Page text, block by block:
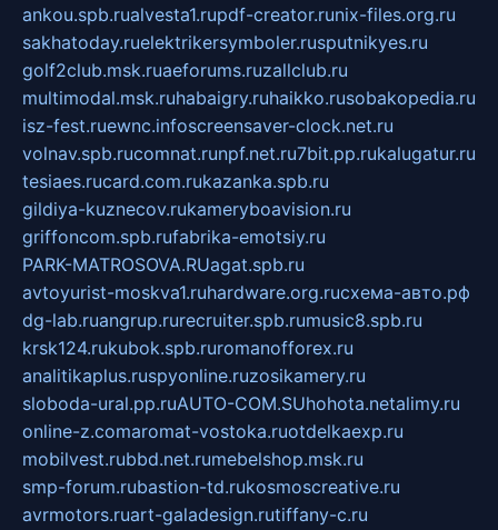
ankou.spb.rualvesta1.rupdf-creator.runix-files.org.ru
sakhatoday.ruelektrikersymboler.rusputnikyes.ru
golf2club.msk.ruaeforums.ruzallclub.ru
multimodal.msk.ruhabaigry.ruhaikko.rusobakopedia.ru
isz-fest.ruewnc.infoscreensaver-clock.net.ru
volnav.spb.rucomnat.runpf.net.ru7bit.pp.rukalugatur.ru
tesiaes.rucard.com.rukazanka.spb.ru
gildiya-kuznecov.rukameryboavision.ru
griffoncom.spb.rufabrika-emotsiy.ru
PARK-MATROSOVA.RUagat.spb.ru
avtoyurist-moskva1.ruhardware.org.ruсхема-авто.рф
dg-lab.ruangrup.rurecruiter.spb.rumusic8.spb.ru
krsk124.rukubok.spb.ruromanofforex.ru
analitikaplus.ruspyonline.ruzosikamery.ru
sloboda-ural.pp.ruAUTO-COM.SUhohota.netalimy.ru
online-z.comaromat-vostoka.ruotdelkaexp.ru
mobilvest.rubbd.net.rumebelshop.msk.ru
smp-forum.rubastion-td.rukosmoscreative.ru
avrmotors.ruart-galadesign.rutiffany-c.ru